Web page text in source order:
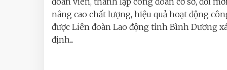
nâng cao chất lượng, hiệu quả hoạt động
được Liên đoàn Lao động tỉnh Bình Dương
định...